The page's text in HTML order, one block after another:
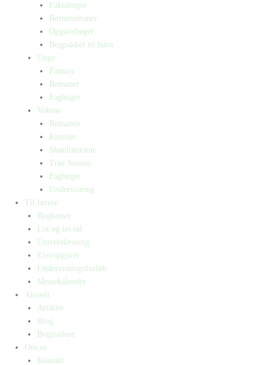
Faktabøger
Børneromaner
Opgavebøger
Bogpakker til børn
Unge
Fantasy
Romaner
Fagbøger
Voksne
Romance
Krimier
Skønlitteratur
True Stories
Fagbøger
Undervisning
Til lærere
Bogkasser
Lix og let-tal
Universlæsning
Elevopgaver
Undervisningsforløb
Messekalender
Aktuelt
Artikler
Blog
Bogtrailere
Om os
Kontakt